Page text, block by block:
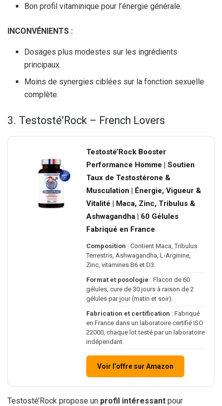
Bon profil vitaminique pour l’énergie générale.
INCONVÉNIENTS :
Dosages plus modestes sur les ingrédients
principaux.
Moins de synergies ciblées sur la fonction sexuelle
complète.
3. Testosté’Rock – French Lovers
Testosté’Rock Booster
Performance Homme | Soutien
Taux de Testostérone &
Musculation | Énergie, Vigueur &
Vitalité | Maca, Zinc, Tribulus &
Ashwagandha | 60 Gélules
Fabriqué en France
Composition : Contient Maca, Tribulus
Terrestris, Ashwagandha, L-Arginine,
Zinc, vitamines B6 et D3.
Format et posologie : Flacon de 60
gélules, cure de 30 jours à raison de 2
gélules par jour (matin et soir).
Fabrication et certification : Fabriqué
en France dans un laboratoire certifié ISO
22000, chaque lot testé par un laboratoire
indépendant.
Voir l’offre sur Amazon
Testosté’Rock propose un profil intéressant pour